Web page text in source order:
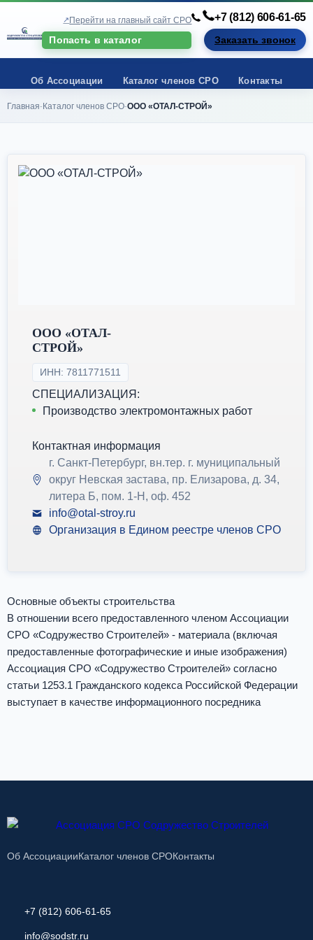
Перейти на главный сайт СРО
Попасть в каталог
+7 (812) 606-61-65
Заказать звонок
Об Ассоциации Каталог членов СРО Контакты
Главная- Каталог членов СРО-ООО «ОТАЛ-СТРОЙ»
ООО «ОТАЛ-
СТРОЙ»
ИНН: 7811771511
СПЕЦИАЛИЗАЦИЯ:
Производство электромонтажных работ
Контактная информация
г. Санкт-Петербург, вн.тер. г. муниципальный
округ Невская застава, пр. Елизарова, д. 34,
литера Б, пом. 1-Н, оф. 452
info@otal-stroy.ru
Организация в Едином реестре членов СРО
Основные объекты строительства
В отношении всего предоставленного членом Ассоциации
СРО «Содружество Строителей» - материала (включая
предоставленные фотографические и иные изображения)
Ассоциация СРО «Содружество Строителей» согласно
статьи 1253.1 Гражданского кодекса Российской Федерации
выступает в качестве информационного посредника
Об АссоциацииКаталог членов СРОКонтакты
+7 (812) 606-61-65
info@sodstr.ru